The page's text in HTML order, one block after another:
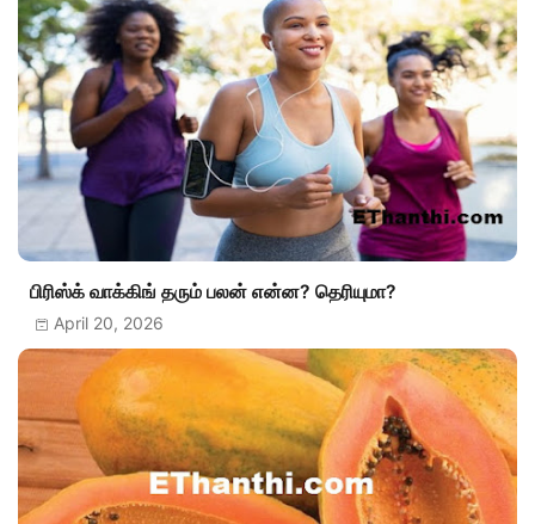
பிரிஸ்க் வாக்கிங் தரும் பலன் என்ன? தெரியுமா?
April 20, 2026